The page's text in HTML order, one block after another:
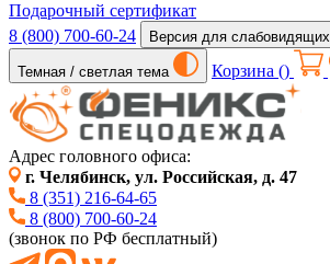
Подарочный сертификат
8 (800) 700-60-24
Версия для слабовидящих
Темная / светлая тема Корзина ()
Адрес головного офиса:
г. Челябинск, ул. Российская, д. 47
8 (351) 216-64-65
8 (800) 700-60-24
(звонок по РФ бесплатный)